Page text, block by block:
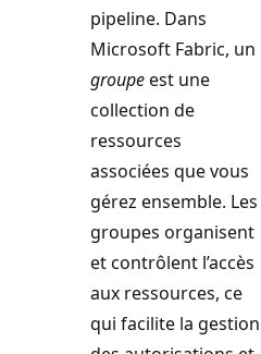
pipeline. Dans
Microsoft Fabric, un
groupeest une
collection de
ressources
associées que vous
gérez ensemble. Les
groupes organisent
et contrôlent l’accès
aux ressources, ce
qui facilite la gestion